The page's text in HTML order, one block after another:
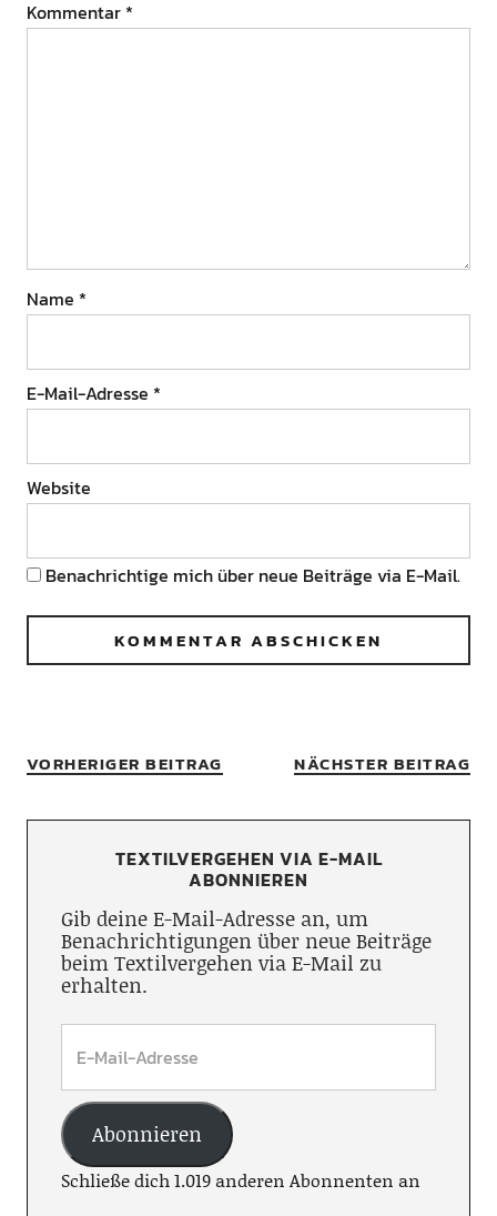
Kommentar *
Name *
E-Mail-Adresse *
Website
Benachrichtige mich über neue Beiträge via E-Mail.
VORHERIGER BEITRAG NÄCHSTER BEITRAG
TEXTILVERGEHEN VIA E-MAIL
ABONNIEREN
Gib deine E-Mail-Adresse an, um
Benachrichtigungen über neue Beiträge
beim Textilvergehen via E-Mail zu
erhalten.
Abonnieren
Schließe dich 1.019 anderen Abonnenten an